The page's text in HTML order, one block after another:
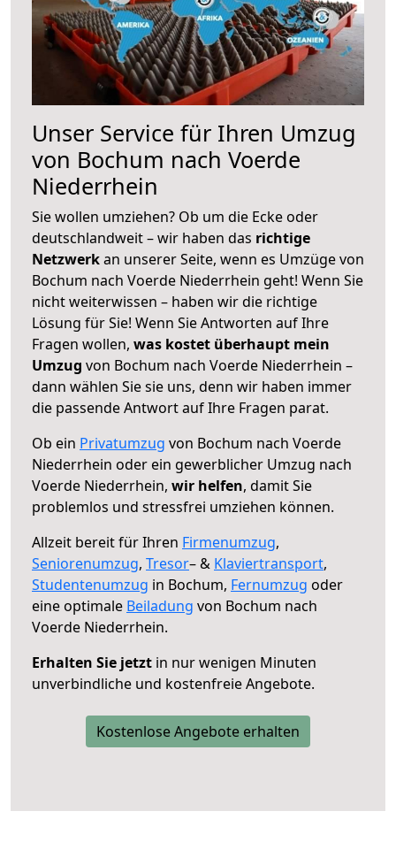
Unser Service für Ihren Umzug
von Bochum nach Voerde
Niederrhein
Sie wollen umziehen? Ob um die Ecke oder
deutschlandweit – wir haben das richtige
Netzwerkan unserer Seite, wenn es Umzüge von
Bochum nach Voerde Niederrhein geht! Wenn Sie
nicht weiterwissen – haben wir die richtige
Lösung für Sie! Wenn Sie Antworten auf Ihre
Fragen wollen, was kostet überhaupt mein
Umzug von Bochum nach Voerde Niederrhein –
dann wählen Sie sie uns, denn wir haben immer
die passende Antwort auf Ihre Fragen parat.
Ob ein Privatumzug von Bochum nach Voerde
Niederrhein oder ein gewerblicher Umzug nach
Voerde Niederrhein, wir helfen, damit Sie
problemlos und stressfrei umziehen können.
Allzeit bereit für Ihren Firmenumzug,
Seniorenumzug, Tresor– & Klaviertransport,
Studentenumzug in Bochum, Fernumzug oder
eine optimale Beiladung von Bochum nach
Voerde Niederrhein.
Erhalten Sie jetzt in nur wenigen Minuten
unverbindliche und kostenfreie Angebote.
Kostenlose Angebote erhalten